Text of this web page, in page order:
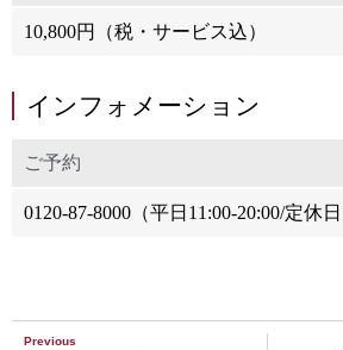
10,800円（税・サービス込）
インフォメーション
ご予約
0120-87-8000（平日11:00-20:00/定休
Previous